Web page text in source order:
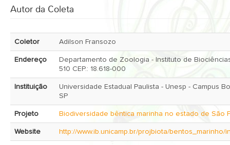
Autor da Coleta
Coletor Adilson Fransozo
Endereço
Departamento de Zoologia - Instituto de
510 CEP.: 18.618-000
Instituição
Universidade Estadual Paulista - Unesp - Campus Botucatu,
SP
Projeto Biodiversidade bêntica marinha no estado de São
Website http://www.ib.unicamp.br/projbiota/bentos_marinho/